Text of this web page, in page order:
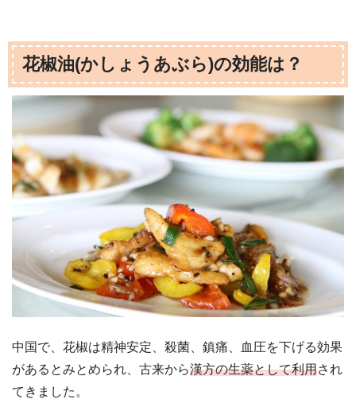
花椒油(かしょうあぶら)の効能は？
中国で、花椒は精神安定、殺菌、鎮痛、血圧を下げる効果
があるとみとめられ、古来から漢方の生薬として利用され
てきました。